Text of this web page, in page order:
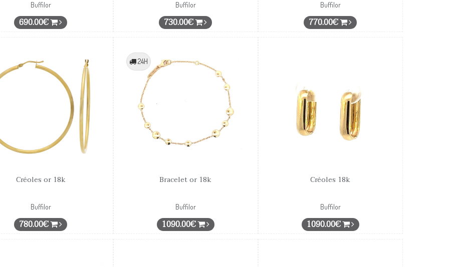
Buffilor
690.00€
Buffilor
730.00€
Buffilor
770.00€
Créoles or 18k
Buffilor
780.00€
24H
Bracelet or 18k
Buffilor
1090.00€
Créoles 18k
Buffilor
1090.00€